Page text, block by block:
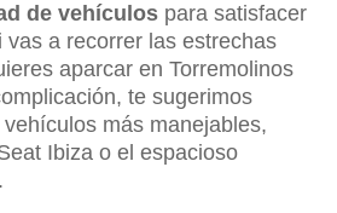
de vehículos para satisfacer
a recorrer las estrechas
aparcar en Torremolinos
te sugerimos
más manejables,
Ibiza o el espacioso